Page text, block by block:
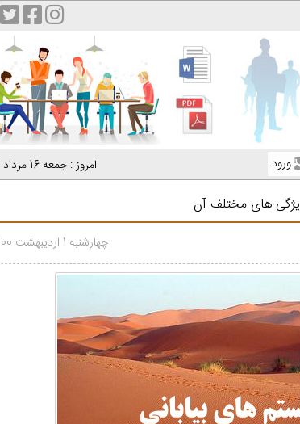
امروز : جمعه 16 مرداد 1405 ورود
های مختلف آن
چهارشنبه 1 اردیبهشت 1400